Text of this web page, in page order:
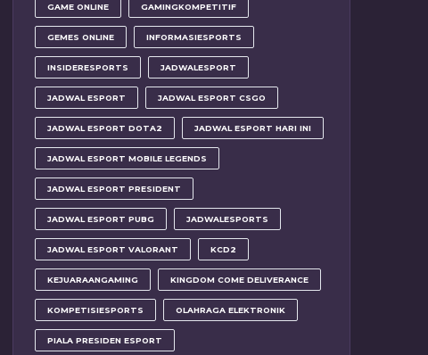
GAME ONLINE GAMINGKOMPETITIF
GEMES ONLINE INFORMASIESPORTS
INSIDERESPORTS JADWALESPORT
JADWAL ESPORT JADWAL ESPORT CSGO
JADWAL ESPORT DOTA2 JADWAL ESPORT HARI INI
JADWAL ESPORT MOBILE LEGENDS
JADWAL ESPORT PRESIDENT
JADWAL ESPORT PUBG JADWALESPORTS
JADWAL ESPORT VALORANT KCD2
KEJUARAANGAMING KINGDOM COME DELIVERANCE
KOMPETISIESPORTS OLAHRAGA ELEKTRONIK
PIALA PRESIDEN ESPORT